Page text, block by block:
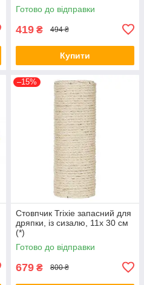
Готово до відправки
419 ₴ 494 ₴
Купити
–15%
Стовпчик Trixie запасний для
дряпки, із сизалю, 11х 30 см
(*)
Готово до відправки
679 ₴ 800 ₴